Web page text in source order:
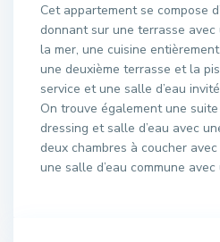
Cet appartement se compose
donnant sur une terrasse
la mer, une cuisine
une deuxième terrasse et la
service et une salle d’eau
On trouve également une
dressing et salle d’eau avec
deux chambres à coucher
une salle d’eau commune